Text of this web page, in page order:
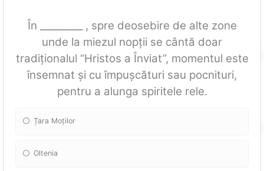
În _________ , spre deosebire de alte zone
unde la miezul nopții se cântă doar
tradiționalul “Hristos a Înviat”, momentul este
însemnat și cu împușcături sau pocnituri,
pentru a alunga spiritele rele.
Țara Moților
Oltenia